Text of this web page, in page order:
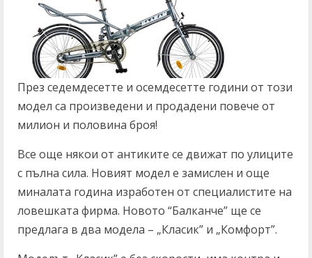
През седемдесетте и осемдесетте години от този
модел са произведени и продадени повече от
милион и половина броя!
Все още някои от антиките се движат по улиците
с пълна сила. Новият модел е замислен и още
миналата година изработен от специалистите на
ловешката фирма. Новото “Балканче” ще се
предлага в два модела – „Класик” и „Комфорт”.